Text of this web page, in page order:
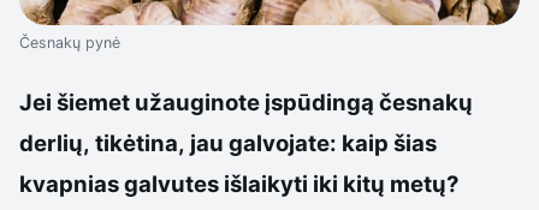
Česnakų pynė
Jei šiemet užauginote įspūdingą česnakų
derlių, tikėtina, jau galvojate: kaip šias
kvapnias galvutes išlaikyti iki kitų metų?